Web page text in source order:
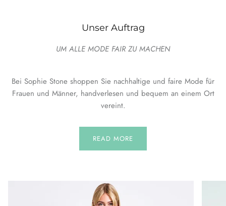
Unser Auftrag
UM ALLE MODE FAIR ZU MACHEN
Bei Sophie Stone shoppen Sie nachhaltige und faire Mode für
Frauen und Männer, handverlesen und bequem an einem Ort
vereint.
READ MORE